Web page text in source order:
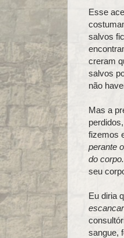
Esse
salvos
creram
salvos
não
Mas a
fizemos
perante
do
seu
Eu diria
sangue,